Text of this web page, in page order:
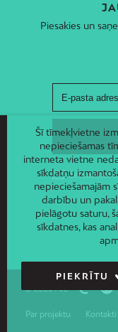
Piesakies un
© 2026 AIC
Par projektu Kontakti
Šī tīmekļvietne
nepieciešamas
interneta vietne
sīkdatņu
nepieciešamajām
darbību un
pielāgotu saturu,
sīkdatnes, kas
PIEKRĪTU